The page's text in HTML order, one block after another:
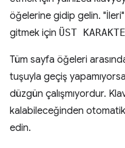
öğelerine gidip gelin.
gitmek için ÜST
Tüm sayfa öğeleri
tuşuyla geçiş
düzgün çalışmıyordur.
kalabileceğinden
edin.